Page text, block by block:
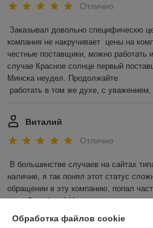
Отлично
Заказывал довольно специфическю
компания не накручивает  цены на
честные поставщики, можно работать
случае Красное солнце первый
Минска неудел. Продолжайте
работать в том же духе, с уважением,
Виталий
Отлично
В большинстве случаев на сайтах
наличие, я так понял этот статус
обращении в эту компанию, попал
второй не было) Но при этом
Обработка файлов cookie